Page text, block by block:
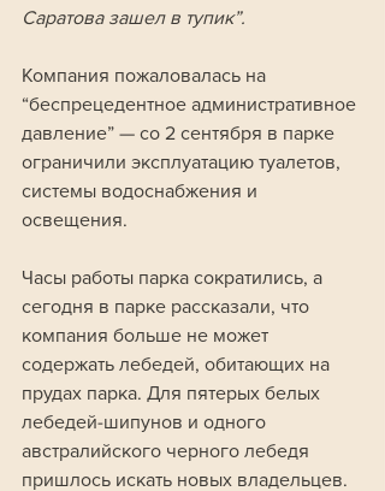
Саратова зашел в тупик”.
Компания пожаловалась на
“беспрецедентное административное
давление” — со 2 сентября в парке
ограничили эксплуатацию туалетов,
системы водоснабжения и
освещения.
Часы работы парка сократились, а
сегодня в парке рассказали, что
компания больше не может
содержать лебедей, обитающих на
прудах парка. Для пятерых белых
лебедей-шипунов и одного
австралийского черного лебедя
пришлось искать новых владельцев.